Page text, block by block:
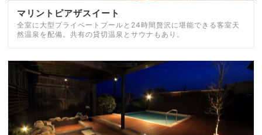
マリントピアザスイート
全室に大型プライベートプールと24時間贅沢に堪能できる客室天
然温泉を配備。共有の貸切温泉とサウナもあり。